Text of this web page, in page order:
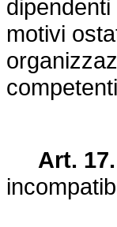
motivi
Art. 17.